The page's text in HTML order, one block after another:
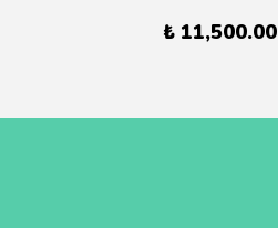
₺ 11,500.00